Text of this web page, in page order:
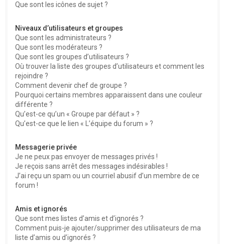
Que sont les icônes de sujet ?
Niveaux d’utilisateurs et groupes
Que sont les administrateurs ?
Que sont les modérateurs ?
Que sont les groupes d’utilisateurs ?
Où trouver la liste des groupes d’utilisateurs et comment les
rejoindre ?
Comment devenir chef de groupe ?
Pourquoi certains membres apparaissent dans une couleur
différente ?
Qu’est-ce qu’un « Groupe par défaut » ?
Qu’est-ce que le lien « L’équipe du forum » ?
Messagerie privée
Je ne peux pas envoyer de messages privés !
Je reçois sans arrêt des messages indésirables !
J’ai reçu un spam ou un courriel abusif d’un membre de ce
forum !
Amis et ignorés
Que sont mes listes d’amis et d’ignorés ?
Comment puis-je ajouter/supprimer des utilisateurs de ma
liste d’amis ou d’ignorés ?